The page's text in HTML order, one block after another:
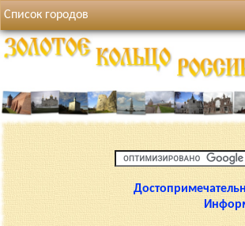
Список городов